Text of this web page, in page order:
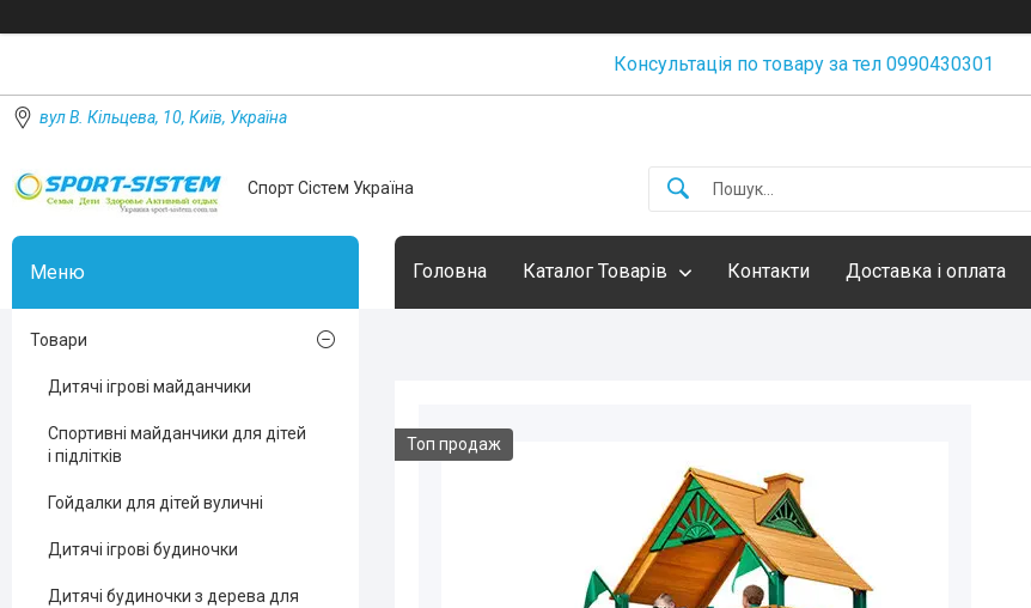
Консультація по товару за тел 0990430301
вул В. Кільцева, 10, Київ, Україна
Спорт Сістем Україна
Головна Каталог Товарів Контакти Доставка і оплата
Топ продаж
Товари
Дитячі ігрові майданчики
Спортивні майданчики для дітей
і підлітків
Гойдалки для дітей вуличні
Дитячі ігрові будиночки
Дитячі будиночки з дерева для